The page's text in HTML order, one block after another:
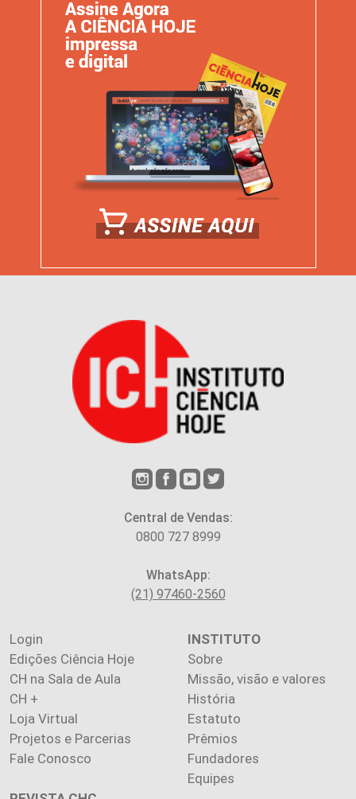
Central de Vendas:
0800 727 8999
WhatsApp:
(21) 97460-2560
Login
Edições Ciência Hoje
CH na Sala de Aula
CH +
Loja Virtual
Projetos e Parcerias
Fale Conosco
INSTITUTO
Sobre
Missão, visão e valores
História
Estatuto
Prêmios
Fundadores
Equipes